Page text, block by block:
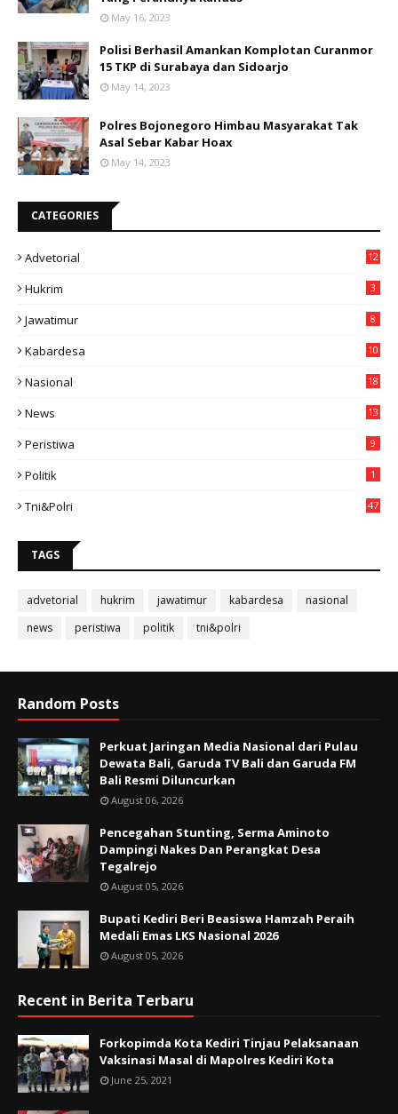
May 16, 2023
Polisi Berhasil Amankan Komplotan Curanmor
15 TKP di Surabaya dan Sidoarjo
May 14, 2023
Polres Bojonegoro Himbau Masyarakat Tak
Asal Sebar Kabar Hoax
May 14, 2023
CATEGORIES
Advetorial 12
Hukrim 3
Jawatimur 8
Kabardesa
10
Nasional
18
News
13
Peristiwa 9
Politik 1
Tni&polri 47
TAGS
advetorial hukrim jawatimur kabardesa
nasional
news
peristiwa politik tni&polri
Random Posts
Perkuat Jaringan Media Nasional dari Pulau
Dewata Bali, Garuda TV Bali dan Garuda FM
Bali Resmi Diluncurkan
August 06, 2026
Pencegahan Stunting, Serma Aminoto
Dampingi Nakes Dan Perangkat Desa
Tegalrejo
August 05, 2026
Bupati Kediri Beri Beasiswa Hamzah Peraih
Medali Emas LKS Nasional 2026
August 05, 2026
Recent in Berita Terbaru
Forkopimda Kota Kediri Tinjau Pelaksanaan
Vaksinasi Masal di Mapolres Kediri Kota
June 25, 2021